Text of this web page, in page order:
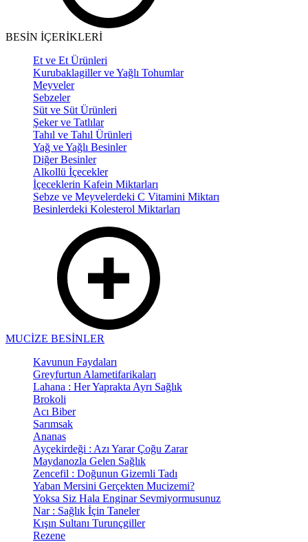
BESİN İÇERİKLERİ
Et ve Et Ürünleri
Kurubaklagiller ve Yağlı Tohumlar
Meyveler
Sebzeler
Süt ve Süt Ürünleri
Şeker ve Tatlılar
Tahıl ve Tahıl Ürünleri
Yağ ve Yağlı Besinler
Diğer Besinler
Alkollü İçecekler
İçeceklerin Kafein Miktarları
Sebze ve Meyvelerdeki C Vitamini Miktarı
Besinlerdeki Kolesterol Miktarları
MUCİZE BESİNLER
Kavunun Faydaları
Greyfurtun Alametifarikaları
Lahana : Her Yaprakta Ayrı Sağlık
Brokoli
Acı Biber
Sarımsak
Ananas
Ayçekirdeği : Azı Yarar Çoğu Zarar
Maydanozla Gelen Sağlık
Zencefil : Doğunun Gizemli Tadı
Yaban Mersini Gerçekten Mucizemi?
Yoksa Siz Hala Enginar Sevmiyormusunuz
Nar : Sağlık İçin Taneler
Kışın Sultanı Turunçgiller
Rezene